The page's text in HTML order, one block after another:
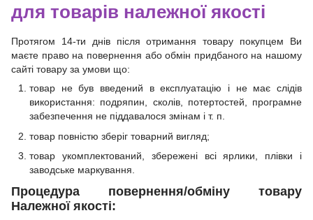
для товарів належної якості
Протягом 14-ти днів після отримання товару покупцем Ви
маєте право на повернення або обмін придбаного на нашому
сайті товару за умови що:
товар не був введений в експлуатацію і не має слідів
використання: подряпин, сколів, потертостей, програмне
забезпечення не піддавалося змінам і т. п.
товар повністю зберіг товарний вигляд;
товар укомплектований, збережені всі ярлики, плівки і
заводське маркування.
Процедура повернення/обміну товару
Належної якості: